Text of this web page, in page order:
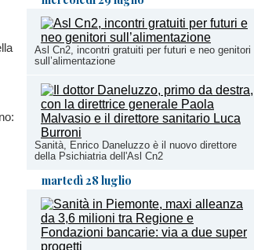
Asl Cn2, incontri gratuiti per futuri e neo genitori
sull’alimentazione
Sanità, Enrico Daneluzzo è il nuovo direttore
della Psichiatria dell'Asl Cn2
martedì 28 luglio